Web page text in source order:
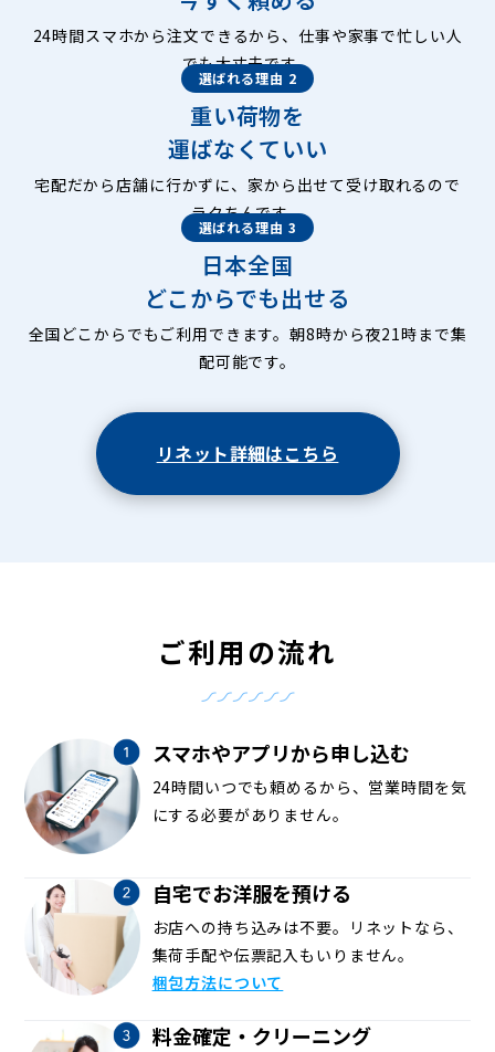
24時間スマホから注文できるから、仕事や家事で忙しい人
でも大丈夫です。
選ばれる理由 2
重い荷物を
運ばなくていい
宅配だから店舗に行かずに、家から出せて受け取れるので
ラクちんです。
選ばれる理由 3
日本全国
どこからでも出せる
全国どこからでもご利用できます。朝8時から夜21時まで集
配可能です。
リネット詳細はこちら
ご利用の流れ
スマホやアプリから申し込む
24時間いつでも頼めるから、営業時間を気
にする必要がありません。
自宅でお洋服を預ける
お店への持ち込みは不要。リネットなら、
集荷手配や伝票記入もいりません。
梱包方法について
料金確定・クリーニング